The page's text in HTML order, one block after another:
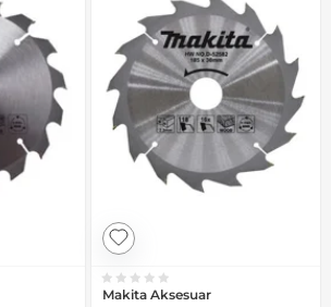
Makita Aksesuar